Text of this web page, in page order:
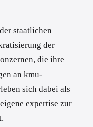
staatlichen
der
die ihre
an kmu-
sich dabei als
expertise zur